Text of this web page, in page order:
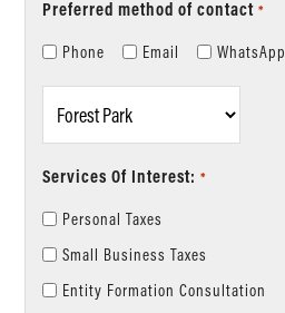
Preferred method of contact *
Phone Email WhatsApp
Services Of Interest: *
Personal Taxes
Small Business Taxes
Entity Formation Consultation